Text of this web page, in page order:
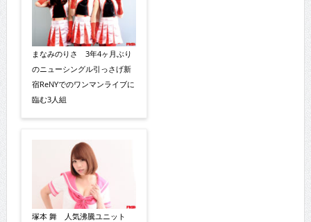
まなみのりさ 3年4ヶ月ぶり
のニューシングル引っさげ新
宿ReNYでのワンマンライブに
臨む3人組
塚本 舞 人気沸騰ユニット